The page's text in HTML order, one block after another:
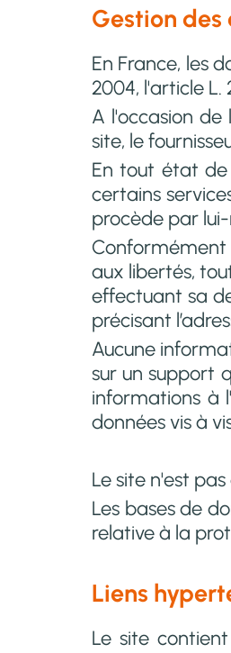
Gestion des
En France, les
2004, l'article L.
A l'occasion de
site, le
En tout état de
certains
procède par lui-
Conformément
aux libertés,
effectuant sa
précisant
Aucune
sur un support
informations à
données vis à
Le site n'est
Les bases de
relative à la
Liens
Le site